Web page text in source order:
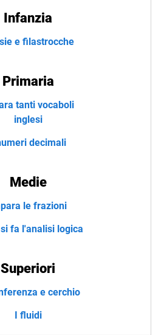
Infanzia
e filastrocche
Primaria
tanti vocaboli
inglesi
decimali
Medie
le frazioni
fa l'analisi logica
Superiori
e cerchio
I fluidi